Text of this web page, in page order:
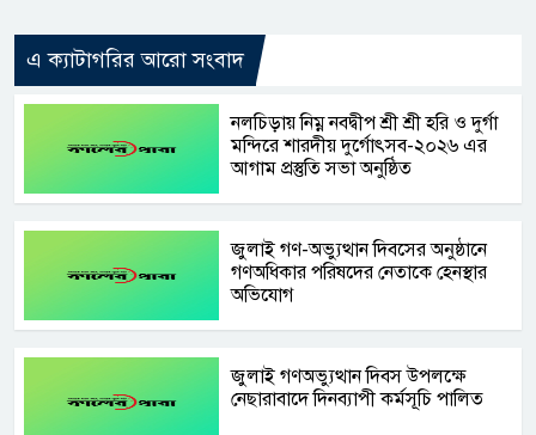
এ ক্যাটাগরির আরো সংবাদ
নলচিড়ায় নিম্ন নবদ্বীপ শ্রী শ্রী হরি ও দুর্গা
মন্দিরে শারদীয় দুর্গোৎসব-২০২৬ এর
আগাম প্রস্তুতি সভা অনুষ্ঠিত
জুলাই গণ-অভ্যুত্থান দিবসের অনুষ্ঠানে
গণঅধিকার পরিষদের নেতাকে হেনস্থার
অভিযোগ
জুলাই গণঅভ্যুত্থান দিবস উপলক্ষে
নেছারাবাদে দিনব্যাপী কর্মসূচি পালিত